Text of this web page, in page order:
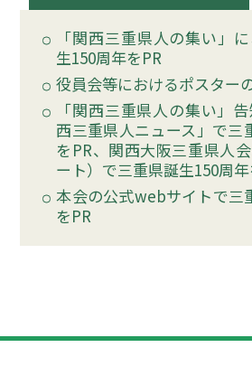
「関西三重県人の集い」
生150周年をPR
役員会等におけるポスター
「関西三重県人の集い」
西三重県人ニュース」で三
をPR、関西大阪三重県人
ート）で三重県誕生150周
本会の公式webサイトで三
をPR